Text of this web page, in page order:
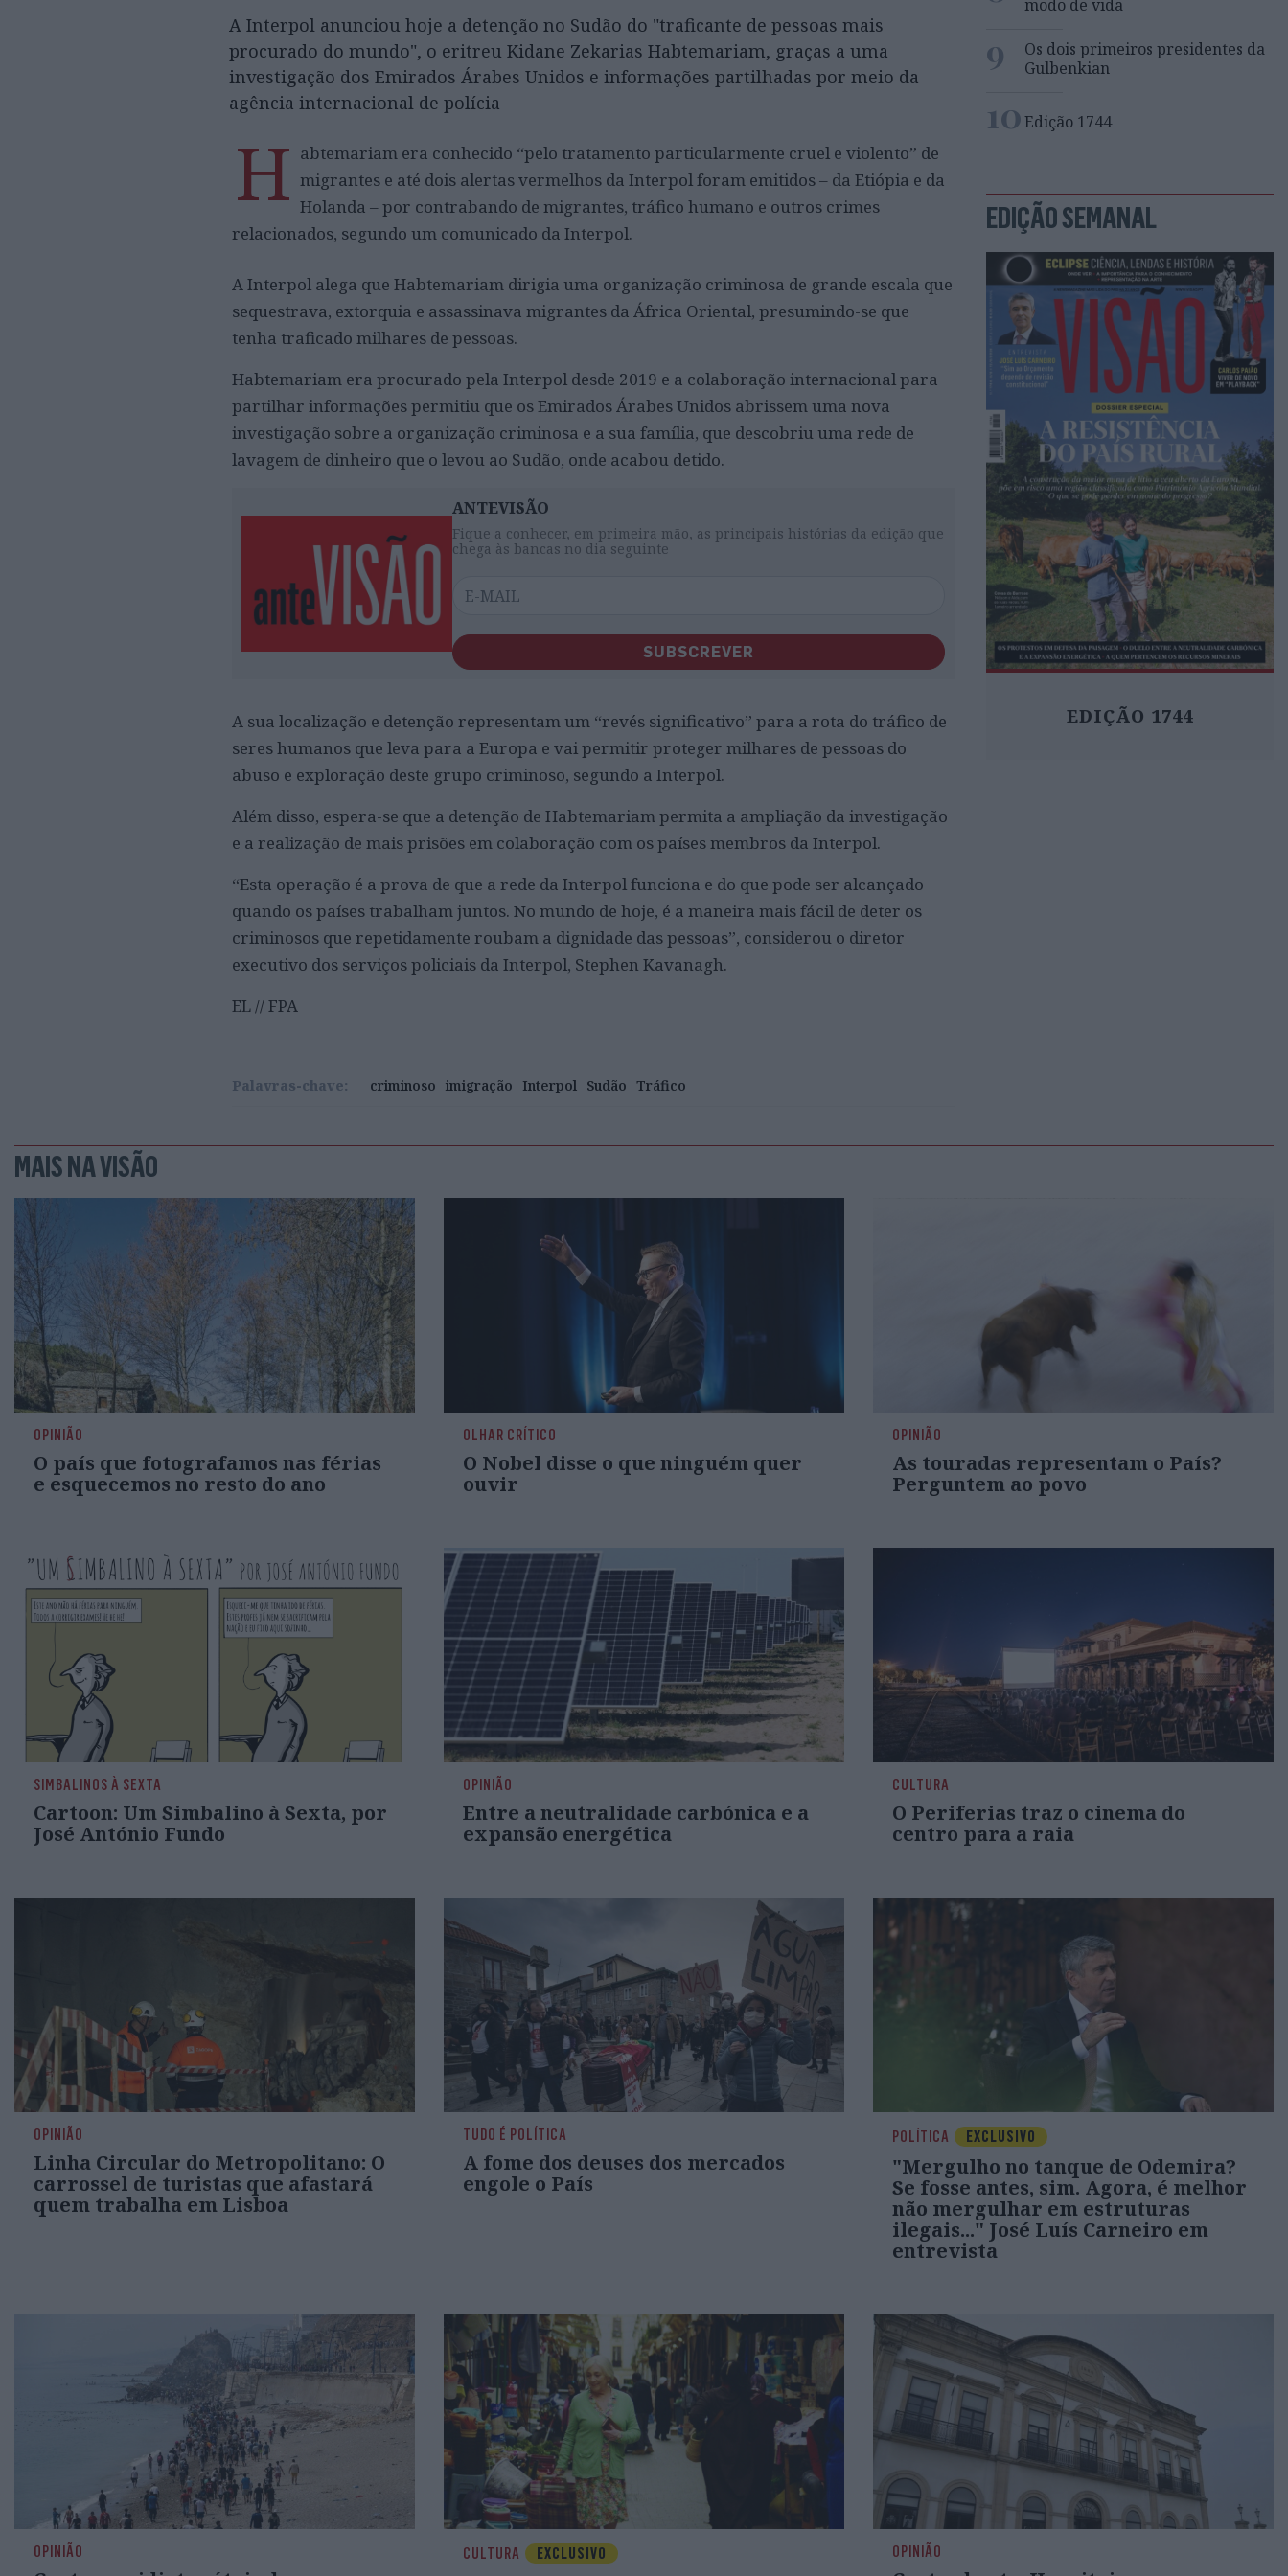
A Interpol anunciou hoje a detenção no Sudão do "traficante de pessoas mais
procurado do mundo", o eritreu Kidane Zekarias Habtemariam, graças a uma
investigação dos Emirados Árabes Unidos e informações partilhadas por meio da
agência internacional de polícia
H abtemariam era conhecido “pelo tratamento particularmente cruel e violento” de
migrantes e até dois alertas vermelhos da Interpol foram emitidos – da Etiópia e da
Holanda – por contrabando de migrantes, tráfico humano e outros crimes
relacionados, segundo um comunicado da Interpol.
A Interpol alega que Habtemariam dirigia uma organização criminosa de grande escala que
sequestrava, extorquia e assassinava migrantes da África Oriental, presumindo-se que
tenha traficado milhares de pessoas.
Habtemariam era procurado pela Interpol desde 2019 e a colaboração internacional para
partilhar informações permitiu que os Emirados Árabes Unidos abrissem uma nova
investigação sobre a organização criminosa e a sua família, que descobriu uma rede de
lavagem de dinheiro que o levou ao Sudão, onde acabou detido.
ANTEVISÃO
Fique a conhecer, em primeira mão, as principais histórias da edição que
chega às bancas no dia seguinte
SUBSCREVER
A sua localização e detenção representam um “revés significativo” para a rota do tráfico de
seres humanos que leva para a Europa e vai permitir proteger milhares de pessoas do
abuso e exploração deste grupo criminoso, segundo a Interpol.
Além disso, espera-se que a detenção de Habtemariam permita a ampliação da investigação
e a realização de mais prisões em colaboração com os países membros da Interpol.
“Esta operação é a prova de que a rede da Interpol funciona e do que pode ser alcançado
quando os países trabalham juntos. No mundo de hoje, é a maneira mais fácil de deter os
criminosos que repetidamente roubam a dignidade das pessoas”, considerou o diretor
executivo dos serviços policiais da Interpol, Stephen Kavanagh.
EL // FPA
Palavras-chave: criminoso imigração Interpol Sudão Tráfico
modo de vida
9
Os dois primeiros presidentes da
Gulbenkian
10Edição 1744
EDIÇÃO SEMANAL
EDIÇÃO 1744
MAIS NA VISÃO
OPINIÃO
O país que fotografamos nas férias
e esquecemos no resto do ano
OLHAR CRÍTICO
O Nobel disse o que ninguém quer
ouvir
OPINIÃO
As touradas representam o País?
Perguntem ao povo
SIMBALINOS À SEXTA
Cartoon: Um Simbalino à Sexta, por
José António Fundo
OPINIÃO
Entre a neutralidade carbónica e a
expansão energética
CULTURA
O Periferias traz o cinema do
centro para a raia
OPINIÃO
Linha Circular do Metropolitano: O
carrossel de turistas que afastará
quem trabalha em Lisboa
TUDO É POLÍTICA
A fome dos deuses dos mercados
engole o País
POLÍTICA EXCLUSIVO
"Mergulho no tanque de Odemira?
Se fosse antes, sim. Agora, é melhor
não mergulhar em estruturas
ilegais..." José Luís Carneiro em
entrevista
OPINIÃO CULTURA EXCLUSIVO OPINIÃO